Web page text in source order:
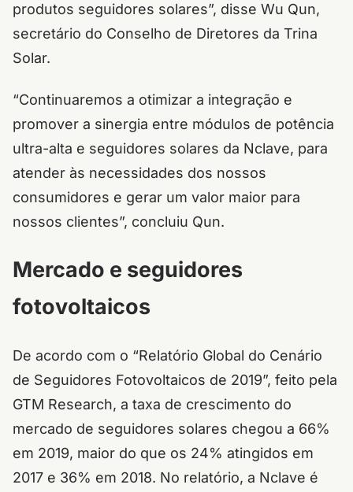
produtos seguidores solares”, disse Wu Qun,
secretário do Conselho de Diretores da Trina
Solar.
“Continuaremos a otimizar a integração e
promover a sinergia entre módulos de potência
ultra-alta e seguidores solares da Nclave, para
atender às necessidades dos nossos
consumidores e gerar um valor maior para
nossos clientes”, concluiu Qun.
Mercado e seguidores
fotovoltaicos
De acordo com o “Relatório Global do Cenário
de Seguidores Fotovoltaicos de 2019”, feito pela
GTM Research, a taxa de crescimento do
mercado de seguidores solares chegou a 66%
em 2019, maior do que os 24% atingidos em
2017 e 36% em 2018. No relatório, a Nclave é